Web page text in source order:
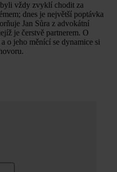
vždy zvyklí chodit za
dnes je největší poptávka
Jan Sůra z advokátní
je čerstvě partnerem. O
o jeho měnící se dynamice si